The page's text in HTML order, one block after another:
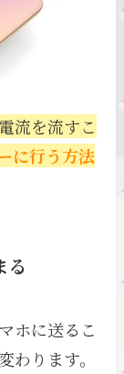
流を流すこ
に行う方法
る
ホに送るこ
わります。